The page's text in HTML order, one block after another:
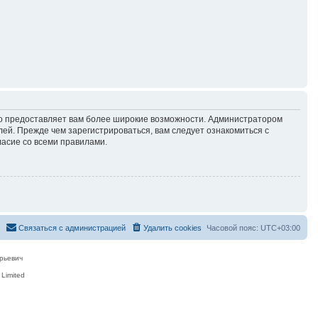
предоставляет вам более широкие возможности. Администратором
Прежде чем зарегистрироваться, вам следует ознакомиться с
со всеми правилами.
Часовой пояс: UTC+03:00
Удалить cookies
Связаться с администрацией